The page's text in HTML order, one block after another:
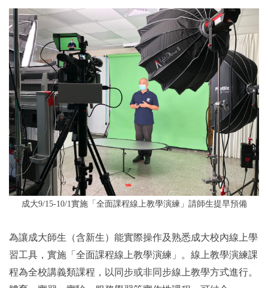
成大9/15-10/1實施「全面課程線上教學演練」請師生提早預備
為讓成大師生（含新生）能實際操作及熟悉成大校內線上學
習工具，實施「全面課程線上教學演練」。線上教學演練課
程為全校講義類課程，以同步或非同步線上教學方式進行。